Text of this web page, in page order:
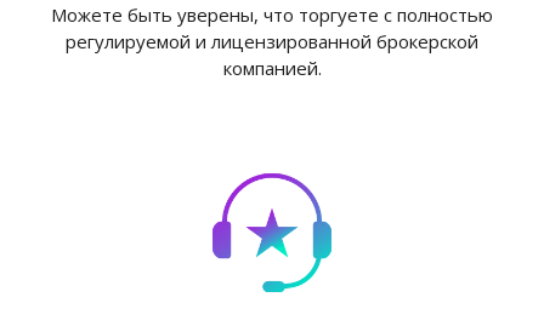
Можете быть уверены, что торгуете с полностью
регулируемой и лицензированной брокерской
компанией.